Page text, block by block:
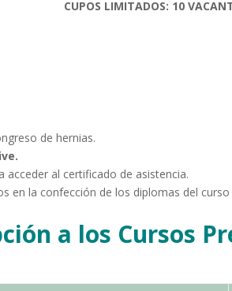
CUPOS LIMITADOS: 10
de hernias.
al certificado de asistencia.
la confección de los diplomas del
a los Cursos